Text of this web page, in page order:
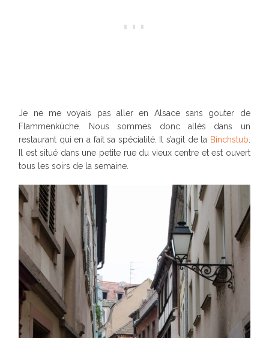
Je ne me voyais pas aller en Alsace sans gouter de
Flammenküche. Nous sommes donc allés dans un
restaurant qui en a fait sa spécialité. Il s’agit de la Binchstub.
Il est situé dans une petite rue du vieux centre et est ouvert
tous les soirs de la semaine.